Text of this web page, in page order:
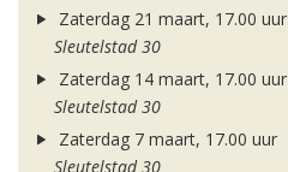
Zaterdag 21 maart, 17.00 uur
Sleutelstad 30
Zaterdag 14 maart, 17.00 uur
Sleutelstad 30
Zaterdag 7 maart, 17.00 uur
Sleutelstad 30